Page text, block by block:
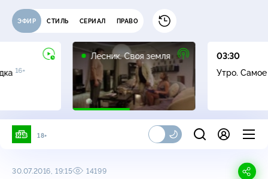
ЭФИР СТИЛЬ СЕРИАЛ ПРАВО
16+
Лесник. Своя земля
16+
03:30
Утро.
18+
30.07.2016, 19:15 14199